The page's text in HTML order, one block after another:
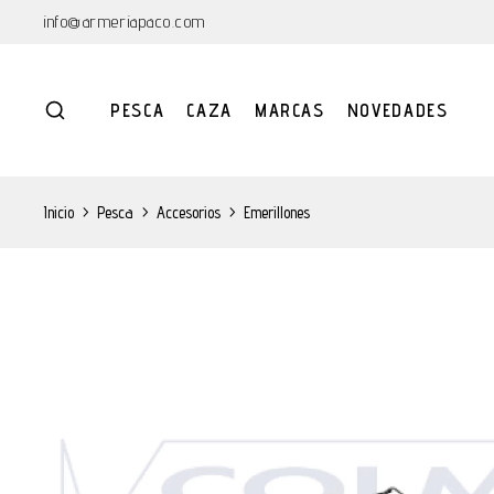
info@armeriapaco.com
PESCA CAZA MARCAS NOVEDADES
Inicio > Pesca > Accesorios > Emerillones